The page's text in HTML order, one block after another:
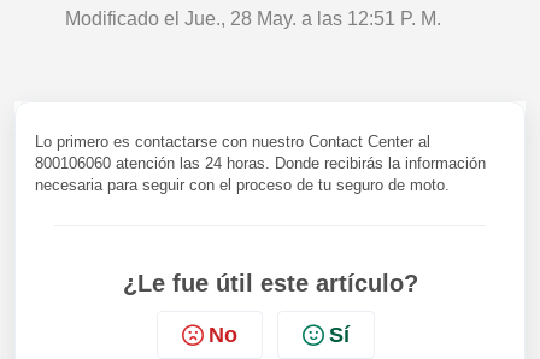
Modificado el Jue., 28 May. a las 12:51 P. M.
Lo primero es contactarse con nuestro Contact Center al
800106060 atención las 24 horas. Donde recibirás la información
necesaria para seguir con el proceso de tu seguro de moto.
¿Le fue útil este artículo?
No Sí